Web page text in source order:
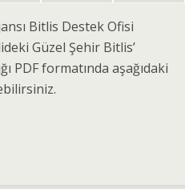
Bitlis Destek Ofisi
Güzel Şehir Bitlis’
PDF formatında aşağıdaki